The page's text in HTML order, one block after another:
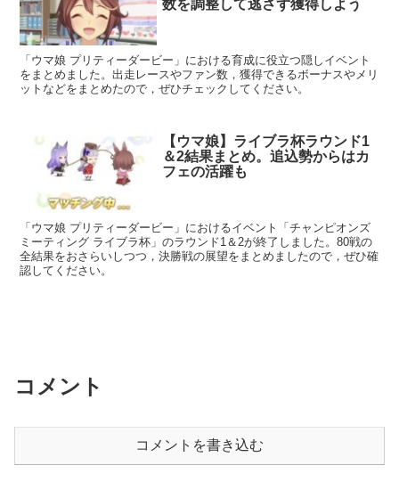
数を調整して逃さず獲得しよう
「ウマ娘 プリティーダービー」における育成に役立つ隠しイベント
をまとめました。出走レースやファン数，獲得できるボーナスやメリ
ットなどをまとめたので，ぜひチェックしてください。
【ウマ娘】ライブラ杯ラウンド1
＆2結果まとめ。追込勢からはカ
フェの活躍も
「ウマ娘 プリティーダービー」におけるイベント「チャンピオンズ
ミーティング ライブラ杯」のラウンド1＆2が終了しました。80戦の
全結果をおさらいしつつ，決勝戦の展望をまとめましたので，ぜひ確
認してください。
コメント
コメントを書き込む